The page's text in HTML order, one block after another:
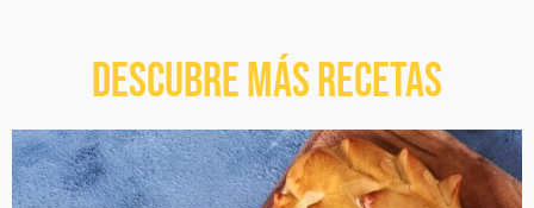
Descubre más recetas